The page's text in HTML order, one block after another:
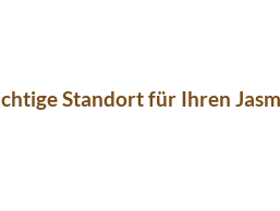
Standort für Ihren